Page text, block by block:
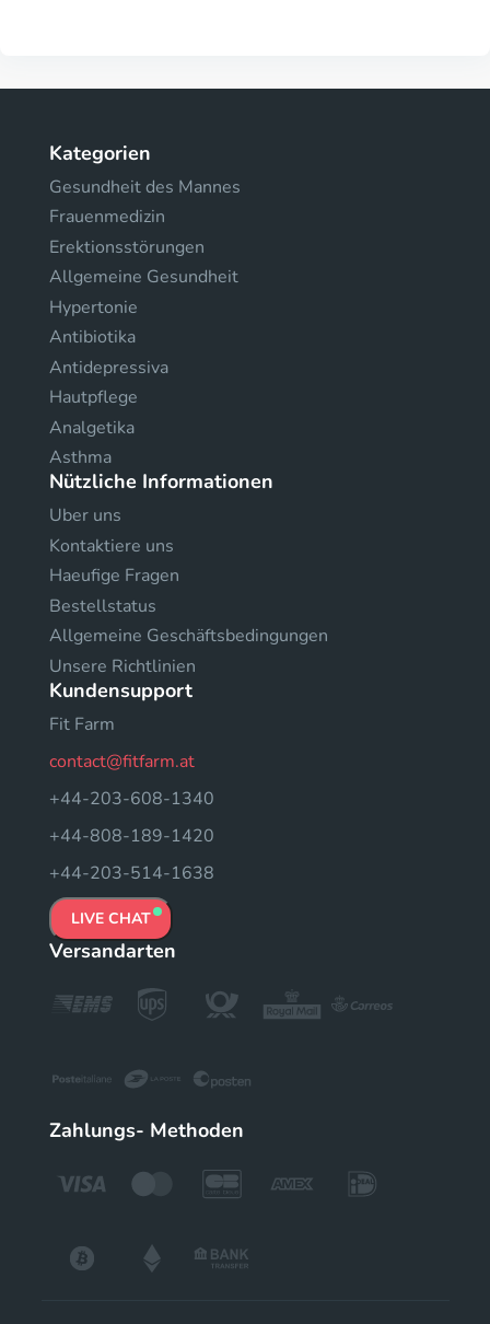
Kategorien
Gesundheit des Mannes
Frauenmedizin
Erektionsstörungen
Allgemeine Gesundheit
Hypertonie
Antibiotika
Antidepressiva
Hautpflege
Analgetika
Asthma
Nützliche Informationen
Uber uns
Kontaktiere uns
Haeufige Fragen
Bestellstatus
Allgemeine Geschäftsbedingungen
Unsere Richtlinien
Kundensupport
Fit Farm
contact@fitfarm.at
+44-203-608-1340
+44-808-189-1420
+44-203-514-1638
LIVE CHAT
Versandarten
Zahlungs- Methoden